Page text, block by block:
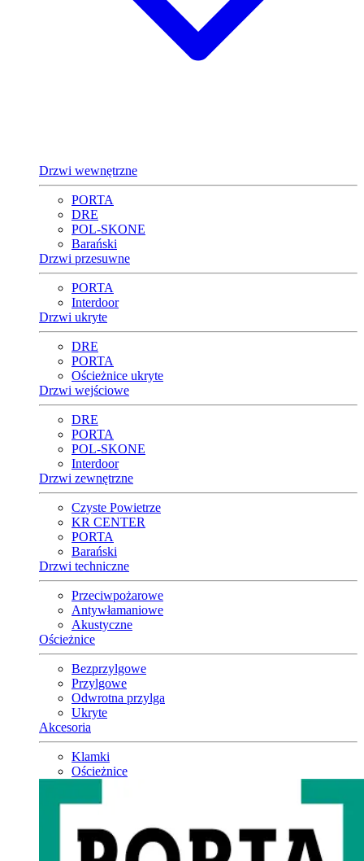
Drzwi wewnętrzne
PORTA
DRE
POL-SKONE
Barański
Drzwi przesuwne
PORTA
Interdoor
Drzwi ukryte
DRE
PORTA
Ościeżnice ukryte
Drzwi wejściowe
DRE
PORTA
POL-SKONE
Interdoor
Drzwi zewnętrzne
Czyste Powietrze
KR CENTER
PORTA
Barański
Drzwi techniczne
Przeciwpożarowe
Antywłamaniowe
Akustyczne
Ościeżnice
Bezprzylgowe
Przylgowe
Odwrotna przylga
Ukryte
Akcesoria
Klamki
Ościeżnice